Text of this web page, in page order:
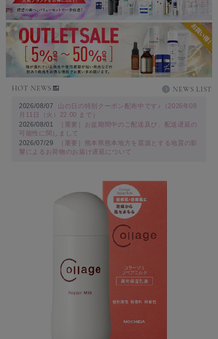
HOT NEWS NEWS LIST
2026/08/07
山の日の特別クーポン配布中です♪（2026年08
月11日（火）22:00 まで）
2026/08/01
［重要］お盆期間中のご配送及び、配送遅延の
可能性に関しまして
2026/07/29
［重要］熊本県熊本地方を震源とする地震の影
響によるお荷物のお届け遅延について